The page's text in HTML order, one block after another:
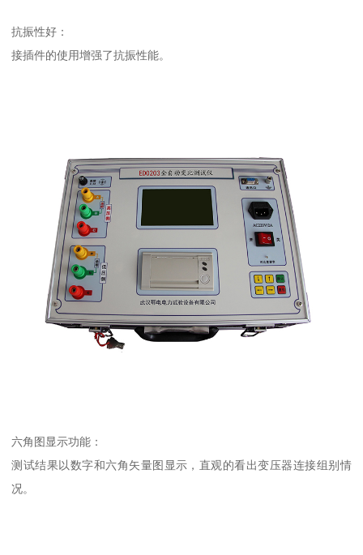
抗振性好：
接插件的使用增强了抗振性能。
六角图显示功能：
测试结果以数字和六角矢量图显示，直观的看出变压器连接组别情
况。